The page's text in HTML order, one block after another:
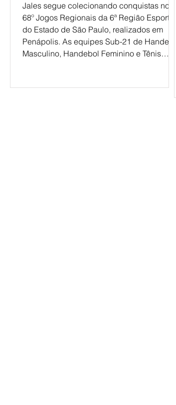
Jales segue colecionando conquistas nos
68º Jogos Regionais da 6ª Região Esportiva
do Estado de São Paulo, realizados em
Penápolis. As equipes Sub-21 de Handebol
Masculino, Handebol Feminino e Tênis
município: uma de ouro e duas de prata. O